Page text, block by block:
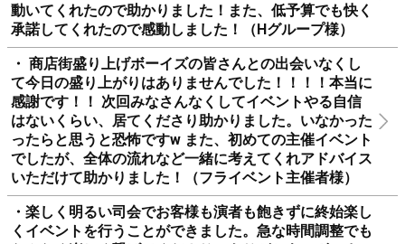
・ イベント中に時間が押して次の発表まで15分近く時
間が空いてしまった際に、トークなどで繋いでくれまし
た。依頼した演芸のみならずイベントを成立させる為に
動いてくれたので助かりました！また、低予算でも快く
承諾してくれたので感動しました！（Hグループ様）
・ 商店街盛り上げボーイズの皆さんとの出会いなくし
て今日の盛り上がりはありませんでした！！！！本当に
感謝です！！ 次回みなさんなくしてイベントやる自信
はないくらい、居てくださり助かりました。いなかった
ったらと思うと恐怖ですw また、初めての主催イベント
でしたが、全体の流れなど一緒に考えてくれアドバイス
いただけて助かりました！（フライベント主催者様）